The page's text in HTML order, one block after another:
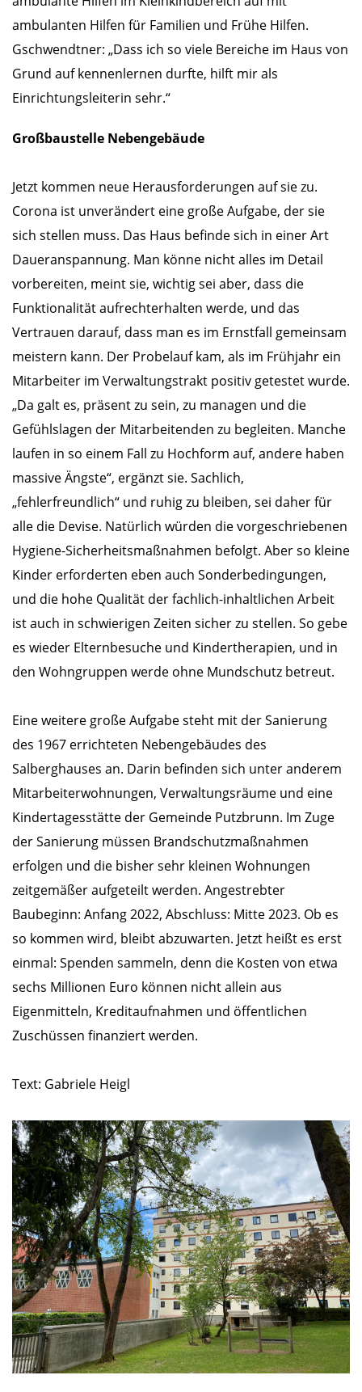
ambulanten Hilfen für Familien und Frühe Hilfen.
Gschwendtner: „Dass ich so viele Bereiche im Haus von
Grund auf kennenlernen durfte, hilft mir als
Einrichtungsleiterin sehr.“
Großbaustelle Nebengebäude
Jetzt kommen neue Herausforderungen auf sie zu.
Corona ist unverändert eine große Aufgabe, der sie
sich stellen muss. Das Haus befinde sich in einer Art
Daueranspannung. Man könne nicht alles im Detail
vorbereiten, meint sie, wichtig sei aber, dass die
Funktionalität aufrechterhalten werde, und das
Vertrauen darauf, dass man es im Ernstfall gemeinsam
meistern kann. Der Probelauf kam, als im Frühjahr ein
Mitarbeiter im Verwaltungstrakt positiv getestet wurde.
„Da galt es, präsent zu sein, zu managen und die
Gefühlslagen der Mitarbeitenden zu begleiten. Manche
laufen in so einem Fall zu Hochform auf, andere haben
massive Ängste“, ergänzt sie. Sachlich,
„fehlerfreundlich“ und ruhig zu bleiben, sei daher für
alle die Devise. Natürlich würden die vorgeschriebenen
Hygiene-Sicherheitsmaßnahmen befolgt. Aber so kleine
Kinder erforderten eben auch Sonderbedingungen,
und die hohe Qualität der fachlich-inhaltlichen Arbeit
ist auch in schwierigen Zeiten sicher zu stellen. So gebe
es wieder Elternbesuche und Kindertherapien, und in
den Wohngruppen werde ohne Mundschutz betreut.
Eine weitere große Aufgabe steht mit der Sanierung
des 1967 errichteten Nebengebäudes des
Salberghauses an. Darin befinden sich unter anderem
Mitarbeiterwohnungen, Verwaltungsräume und eine
Kindertagesstätte der Gemeinde Putzbrunn. Im Zuge
der Sanierung müssen Brandschutzmaßnahmen
erfolgen und die bisher sehr kleinen Wohnungen
zeitgemäßer aufgeteilt werden. Angestrebter
Baubeginn: Anfang 2022, Abschluss: Mitte 2023. Ob es
so kommen wird, bleibt abzuwarten. Jetzt heißt es erst
einmal: Spenden sammeln, denn die Kosten von etwa
sechs Millionen Euro können nicht allein aus
Eigenmitteln, Kreditaufnahmen und öffentlichen
Zuschüssen finanziert werden.
Text: Gabriele Heigl